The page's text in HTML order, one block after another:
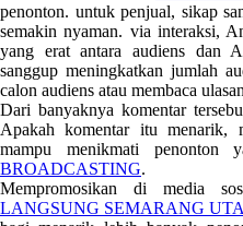
penonton. untuk penjual, sikap
semakin nyaman. via interaksi,
yang erat antara audiens dan
sanggup meningkatkan jumlah
calon audiens atau membaca
Dari banyaknya komentar
Apakah komentar itu menarik,
mampu menikmati penonton
BROADCASTING.
Mempromosikan di media
LANGSUNG SEMARANG